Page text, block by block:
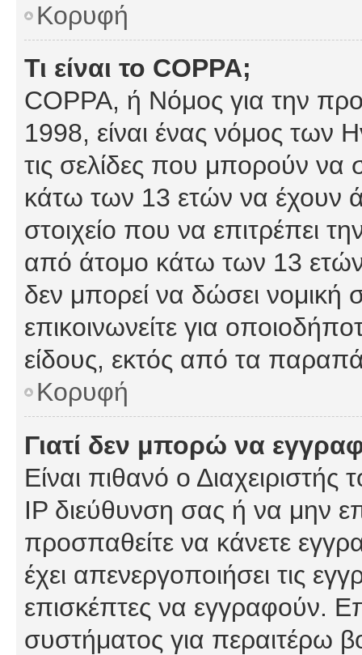
Κορυφή
Τι είναι το COPPA;
COPPA, ή Νόμος για την
1998, είναι ένας νόμος των
τις σελίδες που μπορούν να
κάτω των 13 ετών να έχουν
στοιχείο που να επιτρέπει
από άτομο κάτω των 13
δεν μπορεί να δώσει νομική
επικοινωνείτε για
είδους, εκτός από τα
Κορυφή
Γιατί δεν μπορώ να
Είναι πιθανό ο
IP διεύθυνση σας ή να μην
προσπαθείτε να κάνετε
έχει απενεργοποιήσει τις
επισκέπτες να εγγραφούν.
συστήματος για περαιτέρω